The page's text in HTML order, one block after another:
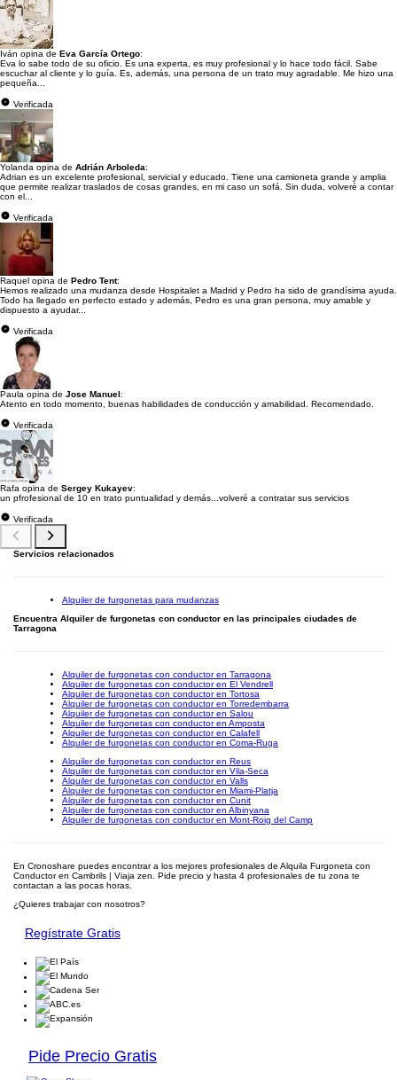
Iván opina de Eva García Ortego:
Eva lo sabe todo de su oficio. Es una experta, es muy profesional y lo hace todo fácil. Sabe
escuchar al cliente y lo guía. Es, además, una persona de un trato muy agradable. Me hizo una
pequeña...
Verificada
Yolanda opina de Adrián Arboleda:
Adrian es un excelente profesional, servicial y educado. Tiene una camioneta grande y amplia
que permite realizar traslados de cosas grandes, en mi caso un sofá. Sin duda, volveré a contar
con el...
Verificada
Raquel opina de Pedro Tent:
Hemos realizado una mudanza desde Hospitalet a Madrid y Pedro ha sido de grandísima ayuda.
Todo ha llegado en perfecto estado y además, Pedro es una gran persona, muy amable y
dispuesto a ayudar...
Verificada
Paula opina de Jose Manuel:
Atento en todo momento, buenas habilidades de conducción y amabilidad. Recomendado.
Verificada
Rafa opina de Sergey Kukayev:
un pfrofesional de 10 en trato puntualidad y demás...volveré a contratar sus servicios
Verificada
Servicios relacionados
Alquiler de furgonetas para mudanzas
Encuentra Alquiler de furgonetas con conductor en las principales ciudades de
Tarragona
Alquiler de furgonetas con conductor en Tarragona
Alquiler de furgonetas con conductor en El Vendrell
Alquiler de furgonetas con conductor en Tortosa
Alquiler de furgonetas con conductor en Torredembarra
Alquiler de furgonetas con conductor en Salou
Alquiler de furgonetas con conductor en Amposta
Alquiler de furgonetas con conductor en Calafell
Alquiler de furgonetas con conductor en Coma-Ruga
Alquiler de furgonetas con conductor en Reus
Alquiler de furgonetas con conductor en Vila-Seca
Alquiler de furgonetas con conductor en Valls
Alquiler de furgonetas con conductor en Miami-Platja
Alquiler de furgonetas con conductor en Cunit
Alquiler de furgonetas con conductor en Albinyana
Alquiler de furgonetas con conductor en Mont-Roig del Camp
En Cronoshare puedes encontrar a los mejores profesionales de Alquila Furgoneta con
Conductor en Cambrils | Viaja zen. Pide precio y hasta 4 profesionales de tu zona te
contactan a las pocas horas.
¿Quieres trabajar con nosotros?
Regístrate Gratis
Pide Precio Gratis